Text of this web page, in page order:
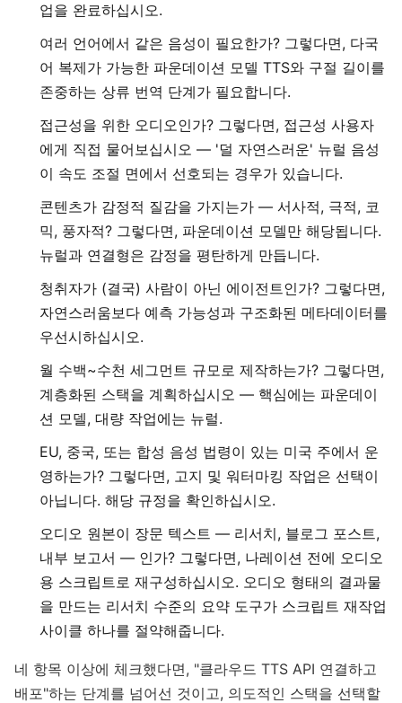
업을 완료하십시오.
여러 언어에서 같은 음성이 필요한가? 그렇다면, 다국
어 복제가 가능한 파운데이션 모델 TTS와 구절 길이를
존중하는 상류 번역 단계가 필요합니다.
접근성을 위한 오디오인가? 그렇다면, 접근성 사용자
에게 직접 물어보십시오 — '덜 자연스러운' 뉴럴 음성
이 속도 조절 면에서 선호되는 경우가 있습니다.
콘텐츠가 감정적 질감을 가지는가 — 서사적, 극적, 코
믹, 풍자적? 그렇다면, 파운데이션 모델만 해당됩니다.
뉴럴과 연결형은 감정을 평탄하게 만듭니다.
청취자가 (결국) 사람이 아닌 에이전트인가? 그렇다면,
자연스러움보다 예측 가능성과 구조화된 메타데이터를
우선시하십시오.
월 수백~수천 세그먼트 규모로 제작하는가? 그렇다면,
계층화된 스택을 계획하십시오 — 핵심에는 파운데이
션 모델, 대량 작업에는 뉴럴.
EU, 중국, 또는 합성 음성 법령이 있는 미국 주에서 운
영하는가? 그렇다면, 고지 및 워터마킹 작업은 선택이
아닙니다. 해당 규정을 확인하십시오.
오디오 원본이 장문 텍스트 — 리서치, 블로그 포스트,
내부 보고서 — 인가? 그렇다면, 나레이션 전에 오디오
용 스크립트로 재구성하십시오. 오디오 형태의 결과물
을 만드는 리서치 수준의 요약 도구가 스크립트 재작업
사이클 하나를 절약해줍니다.
네 항목 이상에 체크했다면, "클라우드 TTS API 연결하고
배포"하는 단계를 넘어선 것이고, 의도적인 스택을 선택할